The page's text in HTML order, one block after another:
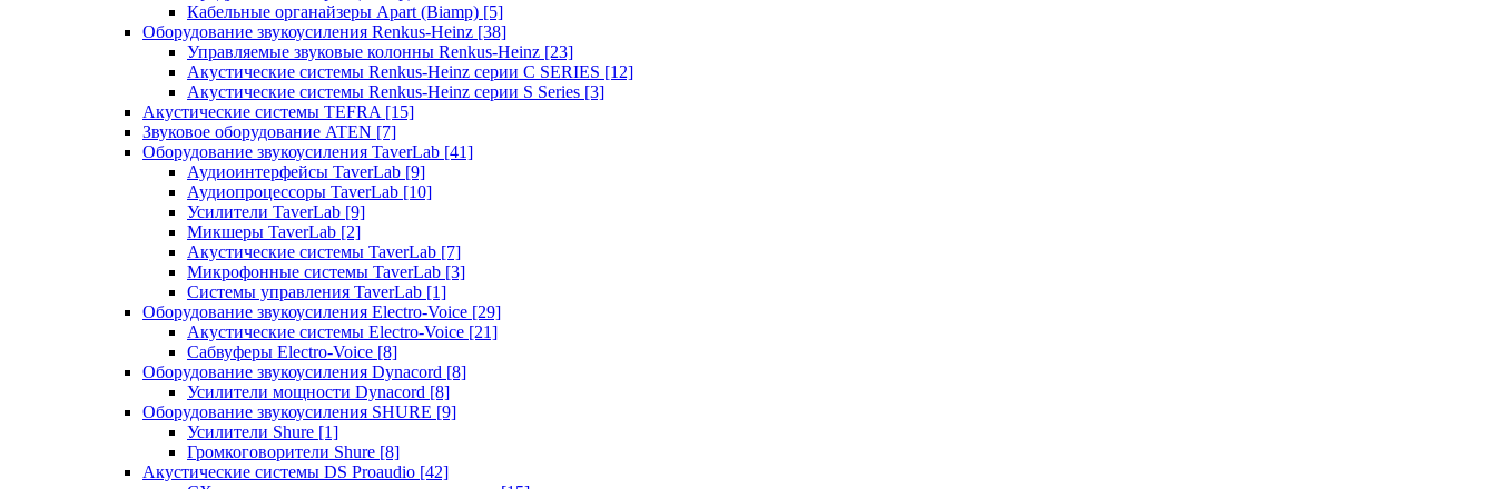
Кабельные органайзеры Apart (Biamp) [5]
Оборудование звукоусиления Renkus-Heinz [38]
Управляемые звуковые колонны Renkus-Heinz [23]
Акустические системы Renkus-Heinz серии C SERIES [12]
Акустические системы Renkus-Heinz серии S Series [3]
Акустические системы TEFRA [15]
Звуковое оборудование ATEN [7]
Оборудование звукоусиления TaverLab [41]
Аудиоинтерфейсы TaverLab [9]
Аудиопроцессоры TaverLab [10]
Усилители TaverLab [9]
Микшеры TaverLab [2]
Акустические системы TaverLab [7]
Микрофонные системы TaverLab [3]
Системы управления TaverLab [1]
Оборудование звукоусиления Electro-Voice [29]
Акустические системы Electro-Voice [21]
Сабвуферы Electro-Voice [8]
Оборудование звукоусиления Dynacord [8]
Усилители мощности Dynacord [8]
Оборудование звукоусиления SHURE [9]
Усилители Shure [1]
Громкоговорители Shure [8]
Акустические системы DS Proaudio [42]